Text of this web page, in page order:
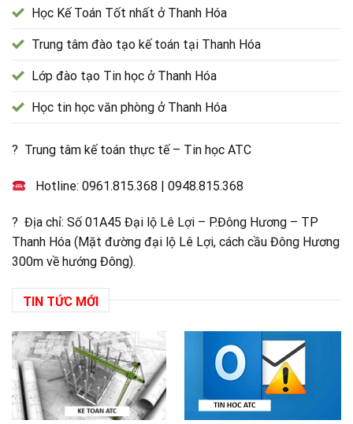
Học Kế Toán Tốt nhất ở Thanh Hóa
Trung tâm đào tạo kế toán tại Thanh Hóa
Lớp đào tạo Tin học ở Thanh Hóa
Học tin học văn phòng ở Thanh Hóa
? Trung tâm kế toán thực tế – Tin học ATC
Hotline:0961.815.368 |0948.815.368
? Địa chỉ: Số 01A45 Đại lộ Lê Lợi – P.Đông Hương – TP
Thanh Hóa (Mặt đường đại lộ Lê Lợi, cách cầu Đông Hương
300m về hướng Đông).
TIN TỨC MỚI